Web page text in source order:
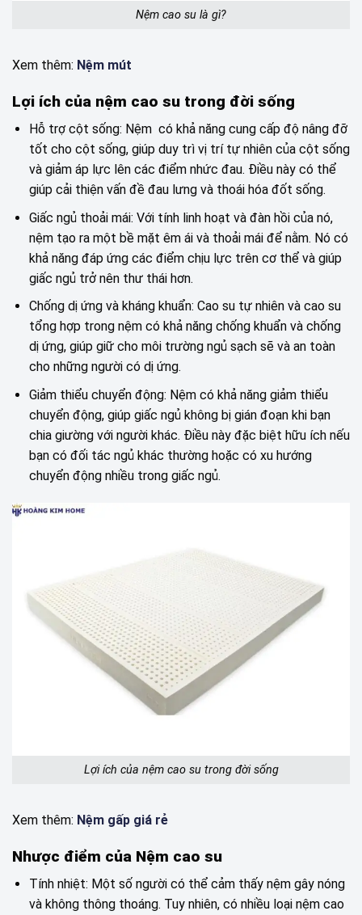
Nệm cao su là gì?
Xem thêm: Nệm mút
Lợi ích của nệm cao su trong đời sống
Hỗ trợ cột sống: Nệm có khả năng cung cấp độ nâng đỡ
tốt cho cột sống, giúp duy trì vị trí tự nhiên của cột sống
và giảm áp lực lên các điểm nhức đau. Điều này có thể
giúp cải thiện vấn đề đau lưng và thoái hóa đốt sống.
Giấc ngủ thoải mái: Với tính linh hoạt và đàn hồi của nó,
nệm tạo ra một bề mặt êm ái và thoải mái để nằm. Nó có
khả năng đáp ứng các điểm chịu lực trên cơ thể và giúp
giấc ngủ trở nên thư thái hơn.
Chống dị ứng và kháng khuẩn: Cao su tự nhiên và cao su
tổng hợp trong nệm có khả năng chống khuẩn và chống
dị ứng, giúp giữ cho môi trường ngủ sạch sẽ và an toàn
cho những người có dị ứng.
Giảm thiểu chuyển động: Nệm có khả năng giảm thiểu
chuyển động, giúp giấc ngủ không bị gián đoạn khi bạn
chia giường với người khác. Điều này đặc biệt hữu ích nếu
bạn có đối tác ngủ khác thường hoặc có xu hướng
chuyển động nhiều trong giấc ngủ.
Lợi ích của nệm cao su trong đời sống
Xem thêm: Nệm gấp giá rẻ
Nhược điểm của Nệm cao su
Tính nhiệt: Một số người có thể cảm thấy nệm gây nóng
và không thông thoáng. Tuy nhiên, có nhiều loại nệm cao